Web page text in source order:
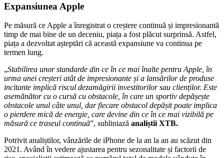
Expansiunea Apple
Pe măsură ce Apple a înregistrat o creștere continuă și impresionantă
timp de mai bine de un deceniu, piața a fost plăcut surprinsă. Astfel,
piața a dezvoltat așteptări că această expansiune va continua pe
termen lung.
„Stabilirea unor standarde din ce în ce mai înalte pentru Apple, în
urma unei creșteri atât de impresionante și a lansărilor de produse
incitante implică riscul dezamăgirii investitorilor sau clienților. Este
asemănător cu o cursă cu obstacole, în care un sportiv depășește
obstacole unul câte unul, dar fiecare obstacol depășit poate implica
o pierdere mică de energie, care devine din ce în ce mai vizibilă pe
măsură ce traseul continuă”, subliniază analiștii XTB.
Potrivit analiștilor, vânzările de iPhone de la an la an au scăzut din
2021. Având în vedere ajustarea pentru sezonalitate și factorii de